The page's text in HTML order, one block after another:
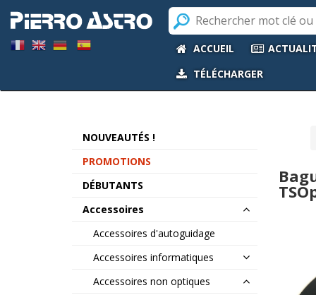
ACCUEIL
TÉLÉCHARGER
NOUVEAUTÉS !
PROMOTIONS
DÉBUTANTS
Accessoires
Accessoires d'autoguidage
Accessoires informatiques
Accessoires non optiques